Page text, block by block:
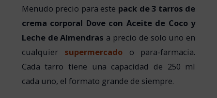
Menudo precio para este pack de 3 tarros de
crema corporal Dove con Aceite de Coco y
Leche de Almendras a precio de solo uno en
cualquier supermercado o para-farmacia.
Cada tarro tiene una capacidad de 250 ml
cada uno, el formato grande de siempre.